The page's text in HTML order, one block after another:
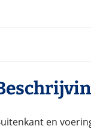
en